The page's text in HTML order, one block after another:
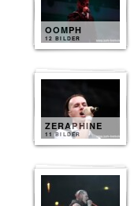
OOMPH
12 BILDER
ZERAPHINE
11 BILDER